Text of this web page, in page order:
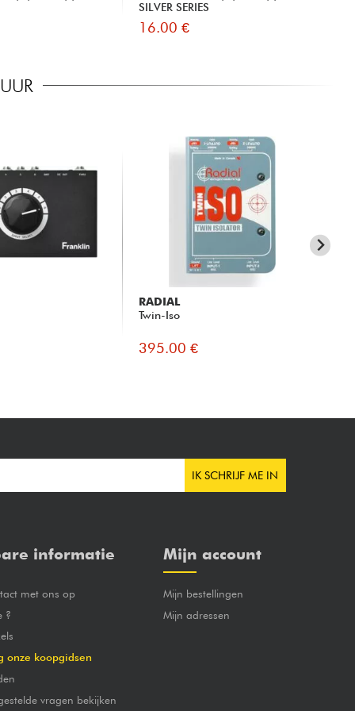
SILVER SERIES
16.00 €
RADIAL
Twin-Iso
395.00 €
IK SCHRIJF ME IN
informatie
met ons op
?
onze koopgidsen
vragen bekijken
Mijn account
Mijn bestellingen
Mijn adressen